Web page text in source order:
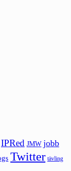
IPRed JMW jobb
Twitter tävling